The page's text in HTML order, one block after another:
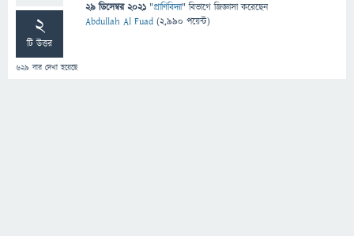
2
টি উত্তর
629 বার দেখা হয়েছে
29 ডিসেম্বর 2021 "প্রাণিবিদ্যা" বিভাগে জিজ্ঞাসাকরেছেন
Abdullah Al Fuad (2,990 পয়েন্ট)